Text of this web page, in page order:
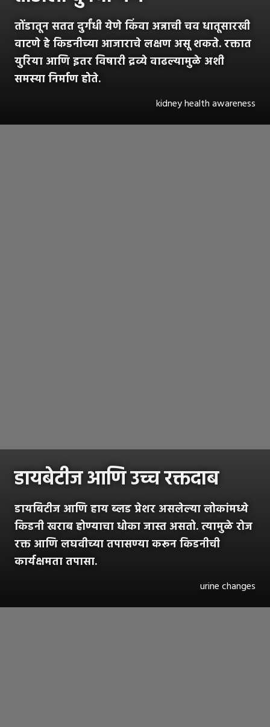
तोंडातून सतत दुर्गंधी येणे किंवा अन्नाची चव धातूसारखी
वाटणे हे किडनीच्या आजाराचे लक्षण असू शकते. रक्तात
युरिया आणि इतर विषारी द्रव्ये वाढल्यामुळे अशी
समस्या निर्माण होते.
kidney health awareness
डायबेटीज आणि उच्च रक्तदाब
डायबिटीज आणि हाय ब्लड प्रेशर असलेल्या लोकांमध्ये
किडनी खराब होण्याचा धोका जास्त असतो. त्यामुळे रोज
रक्त आणि लघवीच्या तपासण्या करून किडनीची
कार्यक्षमता तपासा.
urine changes